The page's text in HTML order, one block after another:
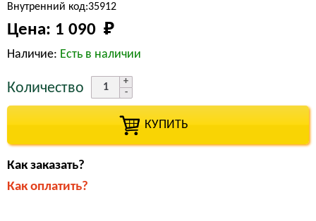
Внутренний код:35912
Цена: 1 090 ₽
Наличие: Есть в наличии
Количество
КУПИТЬ
Как заказать?
Как оплатить?